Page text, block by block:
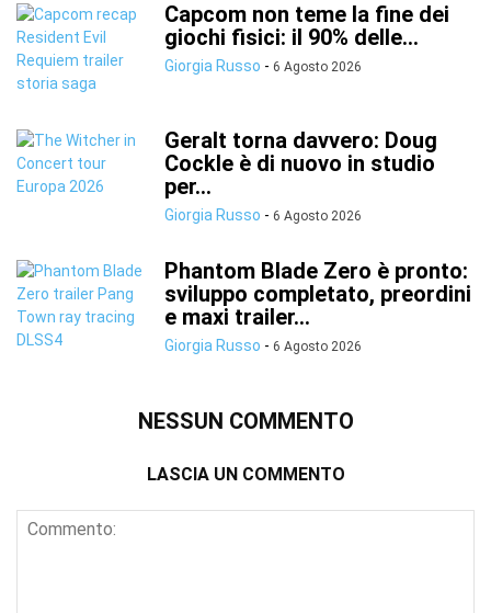
Capcom non teme la fine dei
giochi fisici: il 90% delle...
Giorgia Russo - 6 Agosto 2026
Geralt torna davvero: Doug
Cockle è di nuovo in studio
per...
Giorgia Russo - 6 Agosto 2026
Phantom Blade Zero è pronto:
sviluppo completato, preordini
e maxi trailer...
Giorgia Russo - 6 Agosto 2026
NESSUN COMMENTO
LASCIA UN COMMENTO